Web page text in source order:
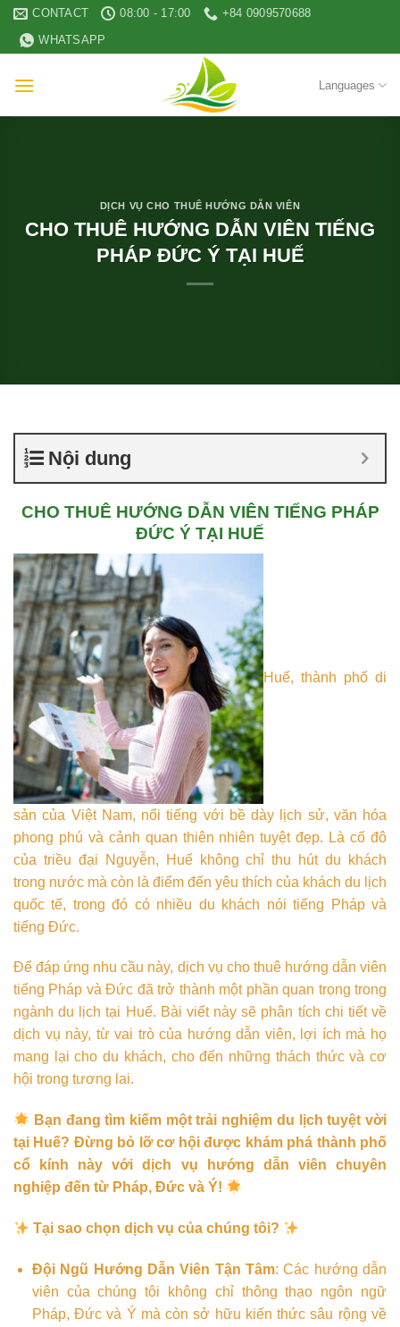
Skip
content
CONTACT 08:00 - 17:00
+84 0909570688
WHATSAPP
Languages
DỊCH VỤ CHO THUÊ HƯỚNG DẪN VIÊN
CHO THUÊ HƯỚNG DẪN VIÊN TIẾNG
PHÁP ĐỨC Ý TẠI HUẾ
Nội dung
CHO THUÊ HƯỚNG DẪN VIÊN TIẾNG PHÁP
ĐỨC Ý TẠI HUẾ
Huế, thành phố di
sản của Việt Nam, nổi tiếng với bề dày lịch sử, văn hóa
phong phú và cảnh quan thiên nhiên tuyệt đẹp. Là cố đô
của triều đại Nguyễn, Huế không chỉ thu hút du khách
trong nước mà còn là điểm đến yêu thích của khách du lịch
quốc tế, trong đó có nhiều du khách nói tiếng Pháp và
tiếng Đức.
Để đáp ứng nhu cầu này, dịch vụ cho thuê hướng dẫn viên
tiếng Pháp và Đức đã trở thành một phần quan trọng trong
ngành du lịch tại Huế. Bài viết này sẽ phân tích chi tiết về
dịch vụ này, từ vai trò của hướng dẫn viên, lợi ích mà họ
mang lại cho du khách, cho đến những thách thức và cơ
hội trong tương lai.
Bạn đang tìm kiếm một trải nghiệm du lịch tuyệt vời
tại Huế? Đừng bỏ lỡ cơ hội được khám phá thành phố
cổ kính này với dịch vụ hướng dẫn viên chuyên
nghiệp đến từ Pháp, Đức và Ý!
Tại sao chọn dịch vụ của chúng tôi?
Đội Ngũ Hướng Dẫn Viên Tận Tâm: Các hướng dẫn
viên của chúng tôi không chỉ thông thạo ngôn ngữ
Pháp, Đức và Ý mà còn sở hữu kiến thức sâu rộng về